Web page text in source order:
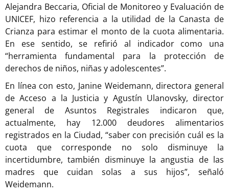
Alejandra Beccaria, Oficial de Monitoreo y Evaluación de
UNICEF, hizo referencia a la utilidad de la Canasta de
Crianza para estimar el monto de la cuota alimentaria.
En ese sentido, se refirió al indicador como una
“herramienta fundamental para la protección de
derechos de niños, niñas y adolescentes”.
En línea con esto, Janine Weidemann, directora general
de Acceso a la Justicia y Agustín Ulanovsky, director
general de Asuntos Registrales indicaron que,
actualmente, hay 12.000 deudores alimentarios
registrados en la Ciudad, “saber con precisión cuál es la
cuota que corresponde no solo disminuye la
incertidumbre, también disminuye la angustia de las
madres que cuidan solas a sus hijos”, señaló
Weidemann.